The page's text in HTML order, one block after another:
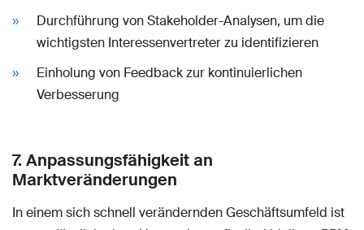
Durchführung von Stakeholder-Analysen, um die
wichtigsten Interessenvertreter zu identifizieren
Einholung von Feedback zur kontinuierlichen
Verbesserung
7. Anpassungsfähigkeit an
Marktveränderungen
In einem sich schnell verändernden Geschäftsumfeld ist